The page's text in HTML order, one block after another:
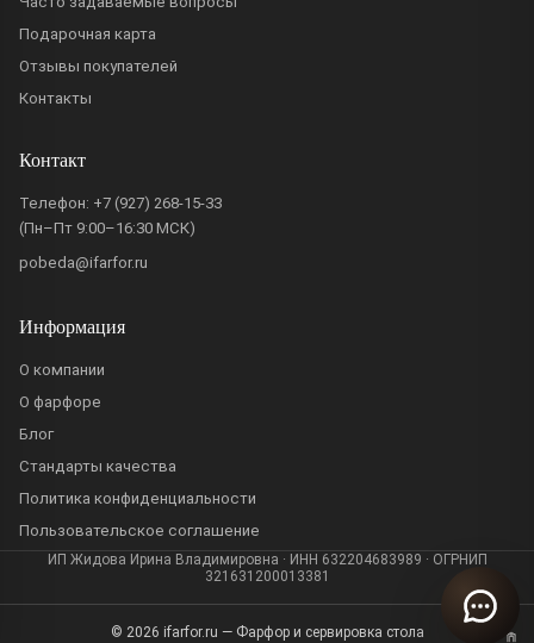
Подарочная карта
Отзывы покупателей
Контакты
Контакт
Телефон: +7 (927) 268-15-33
(Пн–Пт 9:00–16:30 МСК)
pobeda@ifarfor.ru
Информация
О компании
О фарфоре
Блог
Стандарты качества
Политика конфиденциальности
Пользовательское соглашение
ИП Жидова Ирина Владимировна · ИНН 632204683989 · ОГРНИП
321631200013381
© 2026 ifarfor.ru — Фарфор и сервировка стола